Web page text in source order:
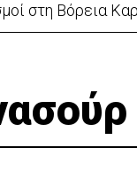
στη Βόρεια